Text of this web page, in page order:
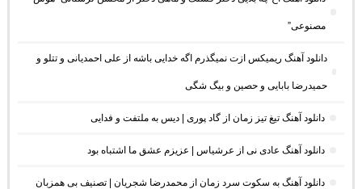
مصنوعی”
دانلود آهنگ ریمیکس ازت نمیگذرم اگه خدایی باشه از علی احمدیانی و تتلو و
حمیدرضا بابایی و حصین و بیگ شگی
دانلود آهنگ تیغ تیز زمان از گاد پوری | دیس به ملتفت و فدایی
دانلود آهنگ عادی نی از عرشیاس | عزیزم عشق ما اشتباه بود
دانلود آهنگ به سکوت سرد زمان از محمدرضا شجریان | تصنیف بی همزبان